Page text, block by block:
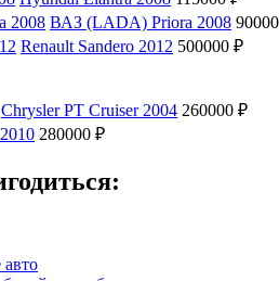
ВАЗ (LADA) Priora 2008
Renault Sandero 2012 500000 ₽
Chrysler PT Cruiser 2004 260000 ₽
280000 ₽